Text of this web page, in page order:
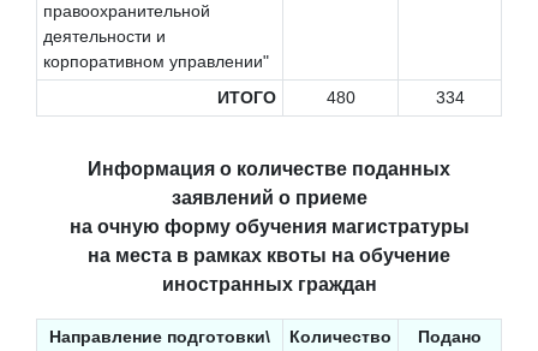
правоохранительной
деятельности и
корпоративном управлении"
ИТОГО 480 334
Информация о количестве поданных
заявлений о приеме
на очную форму обучения магистратуры
на места в рамках квоты на обучение
иностранных граждан
Направление подготовки\
Количество
Подано